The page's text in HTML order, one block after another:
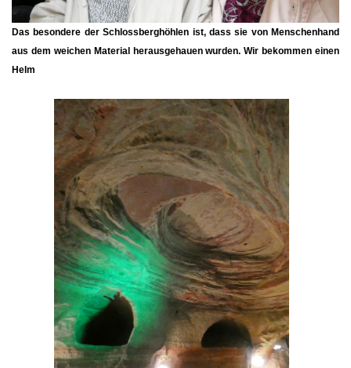
Das besondere der Schlossberghöhlen ist, dass sie von Menschenhand
aus dem weichen Material herausgehauen wurden. Wir bekommen einen
Helm